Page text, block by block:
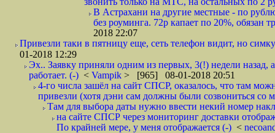
В Астрахани на другие местные - по
без роуминга. 72р капает по 20%, обязан
2018 22:07
Привезли таки в пятницу еще, сеть телефон видит, но
01-2018 12:29
Эх.. Заявку приняли одним из первых, 3(!) недели назад,
работает. (-) < Vampik > [965] 08-01-2018 20:51
4-го числа зашёл на сайт СПСР, оказалось, что там
привезли (хотя дэни сам должны были созвониться со
Там для выбора даты нужно ввести некий номер
на сайте СПСР через мониторинг доставки
По крайней мере, у меня отображается (-) <